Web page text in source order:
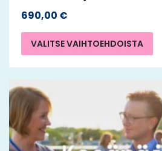
690,00 €
VALITSE VAIHTOEHDOISTA